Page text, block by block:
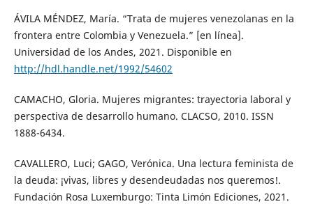
ÁVILA MÉNDEZ, María. “Trata de mujeres venezolanas en la
frontera entre Colombia y Venezuela.” [en línea].
Universidad de los Andes, 2021. Disponible en
http://hdl.handle.net/1992/54602
CAMACHO, Gloria. Mujeres migrantes: trayectoria laboral y
perspectiva de desarrollo humano. CLACSO, 2010. ISSN
1888-6434.
CAVALLERO, Luci; GAGO, Verónica. Una lectura feminista de
la deuda: ¡vivas, libres y desendeudadas nos queremos!.
Fundación Rosa Luxemburgo: Tinta Limón Ediciones, 2021.